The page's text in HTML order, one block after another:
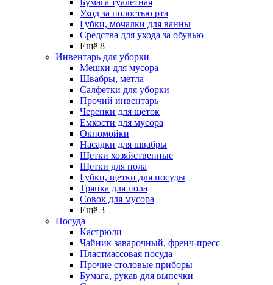
Бумага туалетная
Уход за полостью рта
Губки, мочалки для ванны
Средства для ухода за обувью
Ещё 8
Инвентарь для уборки
Мешки для мусора
Швабры, метла
Салфетки для уборки
Прочий инвентарь
Черенки для щеток
Емкости для мусора
Окномойки
Насадки для швабры
Щетки хозяйственные
Щетки для пола
Губки, щетки для посуды
Тряпка для пола
Совок для мусора
Ещё 3
Посуда
Кастрюли
Чайник заварочный, френч-пресс
Пластмассовая посуда
Прочие столовые приборы
Бумага, рукав для выпечки